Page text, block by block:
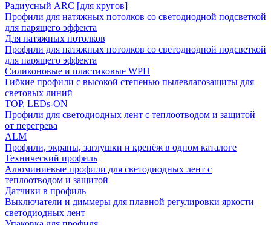
Радиусный ARC [для кругов]
Профили для натяжных потолков со светодиодной подсветкой
для парящего эффекта
Для натяжных потолков
Профили для натяжных потолков со светодиодной подсветкой
для парящего эффекта
Силиконовые и пластиковые WPH
Гибкие профили с высокой степенью пылевлагозащиты для
световых линий
TOP, LEDs-ON
Профили для светодиодных лент с теплоотводом и защитой
от перегрева
ALM
Профили, экраны, заглушки и крепёж в одном каталоге
Технический профиль
Алюминиевые профили для светодиодных лент с
теплоотводом и защитой
Датчики в профиль
Выключатели и диммеры для плавной регулировки яркости
светодиодных лент